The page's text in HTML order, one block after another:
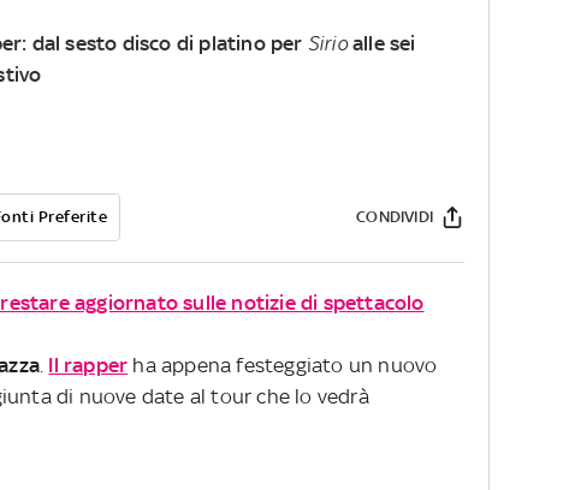
dal sesto disco di platino per Sirioalle sei
Preferite CONDIVIDI
aggiornato sulle notizie di spettacolo
Il rapper ha appena festeggiato un nuovo
di nuove date al tour che lo vedrà